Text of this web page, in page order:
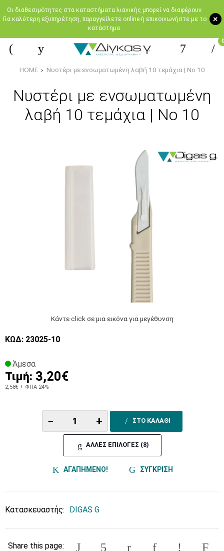
+
Oι διαθεσιμότητες στα καταστήματα λιανικής μπορεί να διαφέρουν.
Για καλύτερη εξυπηρέτηση, παραγγείλετε online ή επικοινωνήστε με το
κατάστημα.
0
HOME Νυστέρι με ενσωματωμένη λαβή 10 τεμάχια | Νο 10
Νυστέρι με ενσωματωμένη
λαβή 10 τεμάχια | Νο 10
Κάντε click σε μια εικόνα για μεγέθυνση
ΚΩΔ: 23025-10
Άμεσα
Τιμή: 3,20€
2,58€ + ΦΠΑ 24%
− + ΣΤΟ ΚΑΛΑΘΙ
ΑΛΛΕΣ ΕΠΙΛΟΓΕΣ (8)
ΑΓΑΠΗΜΕΝΟ! ΣΥΓΚΡΙΣΗ
Κατασκευαστής: DIGAS G
Share this page: